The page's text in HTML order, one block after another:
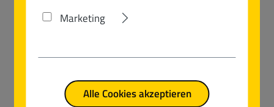
Bildergalerie überspringen
Marketing
Alle Cookies akzeptieren